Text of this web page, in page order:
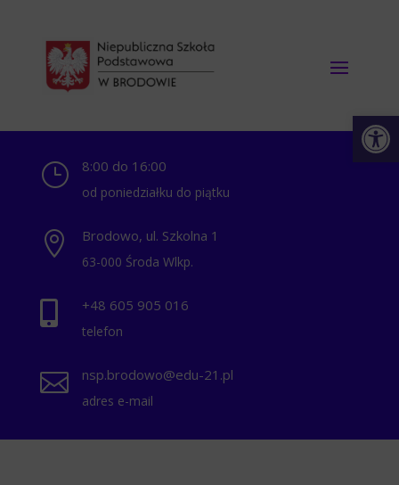
} 8:00 do 16:00
od poniedziałku do piątku
 Brodowo, ul. Szkolna 1
63-000 Środa Wlkp.
 +48 ‭605 905 016‬
telefon
 nsp.brodowo@edu-21.pl
adres e-mail